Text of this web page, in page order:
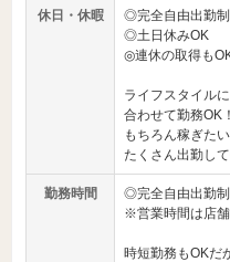
休日・休暇
◎完全自由出勤制
◎土日休みOK
◎連休の取得も
ライフスタイルに
合わせて勤務OK！
もちろん稼ぎた
たくさん出勤して
勤務時間
◎完全自由出勤制
※営業時間は店
時短勤務もOKだ